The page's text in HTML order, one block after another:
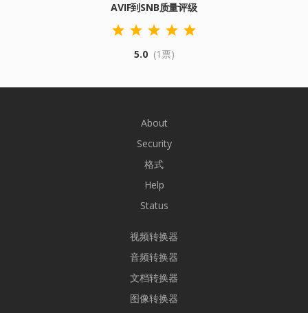
AVIF到SNB质量评级
5.0 (1票)
About
Security
格式
Help
Status
视频转换器
音频转换器
文档转换器
图像转换器